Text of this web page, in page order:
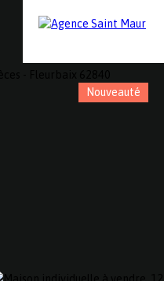
Nouveauté